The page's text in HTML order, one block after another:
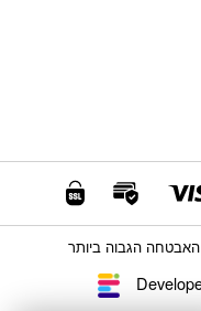
הגבוה ביותר